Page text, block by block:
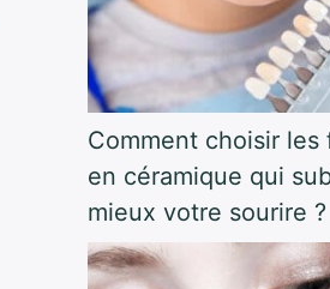
Comment choisir les
en céramique qui
mieux votre sourire ?